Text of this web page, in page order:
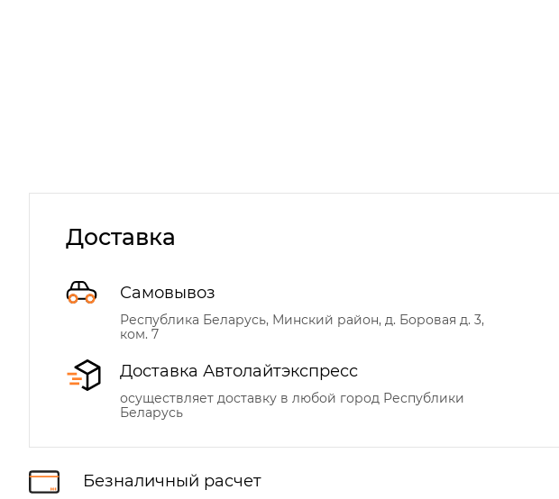
Доставка
Самовывоз
Республика Беларусь, Минский район, д. Боровая д. 3,
ком. 7
Доставка Автолайтэкспресс
осуществляет доставку в любой город Республики
Беларусь
Безналичный расчет